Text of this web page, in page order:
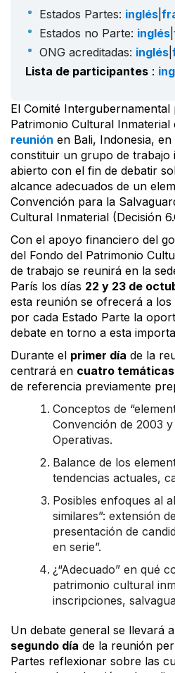
Estados Partes: inglés
Estados no Parte: inglés
ONG acreditadas: inglés
Lista de participantes :
El Comité
Patrimonio Cultural Inmaterial
reunión en Bali, Indonesia,
constituir un grupo de trabajo
abierto con el fin de debatir
alcance adecuados de un
Convención para la
Cultural Inmaterial (Decisión
Con el apoyo financiero del
del Fondo del Patrimonio
de trabajo se reunirá en la
París los días 22 y 23 de
esta reunión se ofrecerá a los
por cada Estado Parte la
debate en torno a esta
Durante el primer día de la
centrará en cuatro temáticas
de referencia previamente
Conceptos de
Convención de 2003
Operativas.
Balance de los
tendencias actuales,
Posibles enfoques al
similares”: extensión
presentación de
en serie”.
¿“Adecuado” en qué
patrimonio cultural
inscripciones,
Un debate general se llevará
segundo día de la reunión
Partes reflexionar sobre las